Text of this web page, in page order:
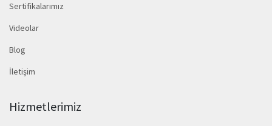
Sertifikalarımız
Videolar
Blog
İletişim
Hizmetlerimiz